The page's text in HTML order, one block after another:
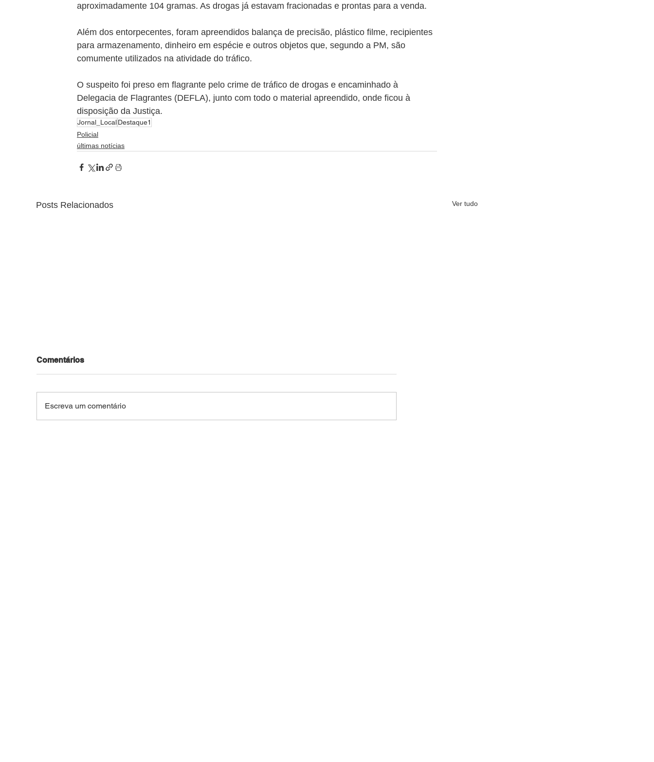
aproximadamente 104 gramas. As drogas já estavam fracionadas e prontas para a venda.
Além dos entorpecentes, foram apreendidos balança de precisão, plástico filme, recipientes
para armazenamento, dinheiro em espécie e outros objetos que, segundo a PM, são
comumente utilizados na atividade do tráfico.
O suspeito foi preso em flagrante pelo crime de tráfico de drogas e encaminhado à
Delegacia de Flagrantes (DEFLA), junto com todo o material apreendido, onde ficou à
disposição da Justiça.
Jornal_LocalDestaque1
Policial
últimas notícias
Posts Relacionados Ver tudo
Comentários
Escreva um comentário